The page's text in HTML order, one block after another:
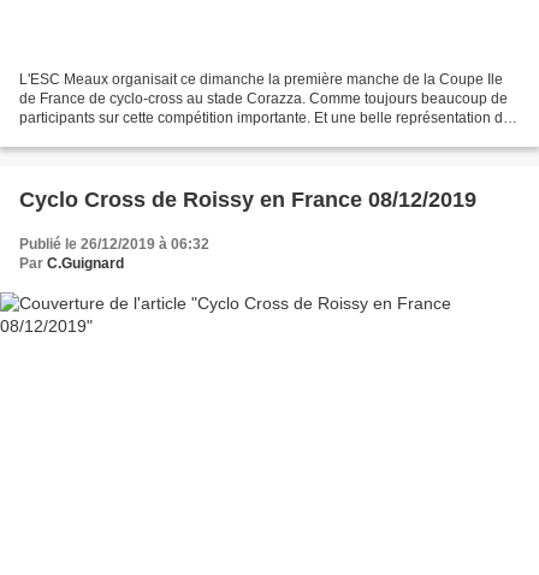
L'ESC Meaux organisait ce dimanche la première manche de la Coupe Ile
de France de cyclo-cross au stade Corazza. Comme toujours beaucoup de
participants sur cette compétition importante. Et une belle représentation de
Cyclo Cross de Roissy en France 08/12/2019
Publié le 26/12/2019 à 06:32
Par C.Guignard